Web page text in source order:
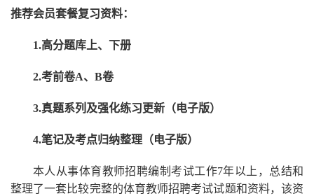
推荐会员套餐复习资料：
1.高分题库上、下册
2.考前卷A、B卷
3.真题系列及强化练习更新（电子版）
4.笔记及考点归纳整理（电子版）
本人从事体育教师招聘编制考试工作7年以上，总结和
整理了一套比较完整的体育教师招聘考试试题和资料，该资